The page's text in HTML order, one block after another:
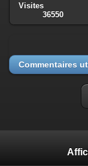
Visites
36550
Commentaires